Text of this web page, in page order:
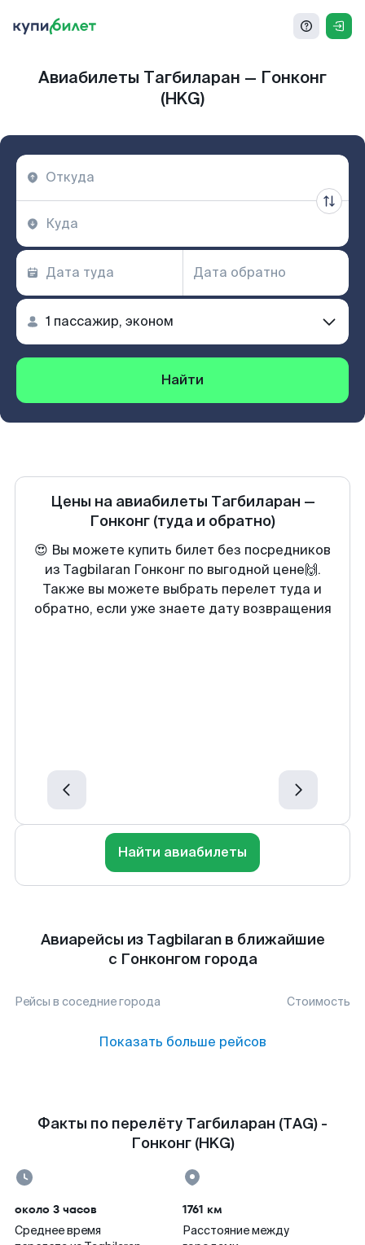
Авиабилеты Тагбиларан — Гонконг
(HKG)
Найти
Цены на авиабилеты Тагбиларан —
Гонконг (туда и обратно)
😍 Вы можете купить билет без посредников
из Tagbilaran Гонконг по выгодной цене🙌.
Также вы можете выбрать перелет туда и
обратно, если уже знаете дату возвращения
Найти авиабилеты
Авиарейсы из Tagbilaran в ближайшие
с Гонконгом города
Рейсы в соседние города Стоимость
Показать больше рейсов
Факты по перелёту Тагбиларан (TAG) -
Гонконг (HKG)
около 3 часов
Среднее время
1761 км
Расстояние между